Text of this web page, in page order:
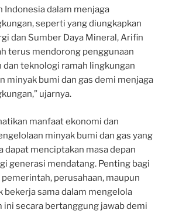
Indonesia dalam menjaga
seperti yang diungkapkan
dan Sumber Daya Mineral, Arifin
terus mendorong penggunaan
teknologi ramah lingkungan
minyak bumi dan gas demi menjaga
ujarnya.
manfaat ekonomi dan
minyak bumi dan gas yang
dapat menciptakan masa depan
generasi mendatang. Penting bagi
perusahaan, maupun
bekerja sama dalam mengelola
ini secara bertanggung jawab demi